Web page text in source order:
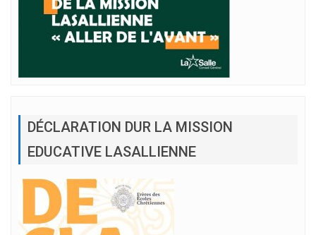
DÉCLARATION DUR LA MISSION
EDUCATIVE LASALLIENNE